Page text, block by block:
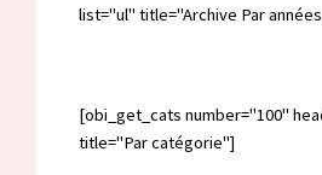
list="ul" title="Archive Par
[obi_get_cats number="100"
title="Par catégorie"]